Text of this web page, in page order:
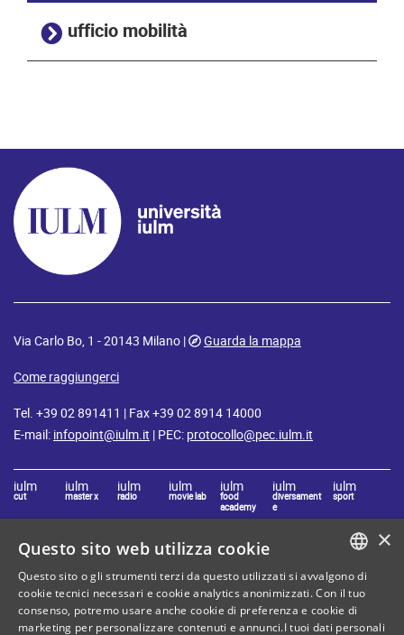
ufficio mobilità
Via Carlo Bo, 1 - 20143 Milano |
Guarda la mappa
Come raggiungerci
Tel. +39 02 891411 | Fax +39 02 8914 14000
E-mail: infopoint@iulm.it | PEC: protocollo@pec.iulm.it
iulm
cut
iulm
master x
iulm
radio
iulm
movie lab
iulm
food
academy
iulm
diversament
e
iulm
sport
Resta connesso con IULM
ITALIAN
ENGLISH
×
Questo sito web utilizza cookie
Questo sito o gli strumenti terzi da questo utilizzati si avvalgono di
cookie tecnici necessari e cookie analytics anonimizzati. Con il tuo
consenso, potremo usare anche cookie di preferenza e cookie di
marketing per personalizzare contenuti e annunci.I tuoi dati personali